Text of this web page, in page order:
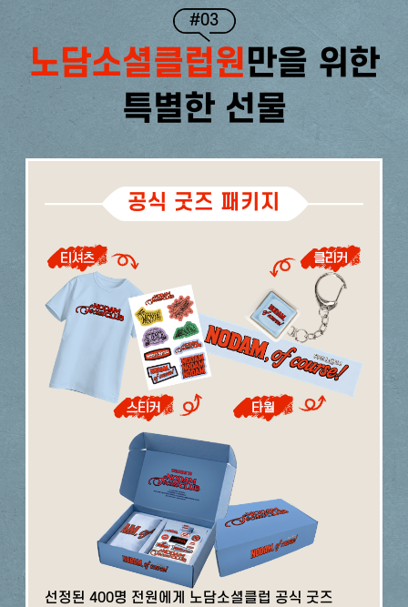
#03
노담소셜클럽원만을 위한
특별한 선물
공식 굿즈 패키지
선정된 400명 전원에게 노담소셜클럽 공식 굿즈